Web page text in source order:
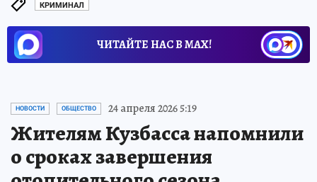
КРИМИНАЛ
ЧИТАЙТЕ НАС В МАХ!
НОВОСТИ ОБЩЕСТВО 24 апреля 2026 5:19
Жителям Кузбасса напомнили
о сроках завершения